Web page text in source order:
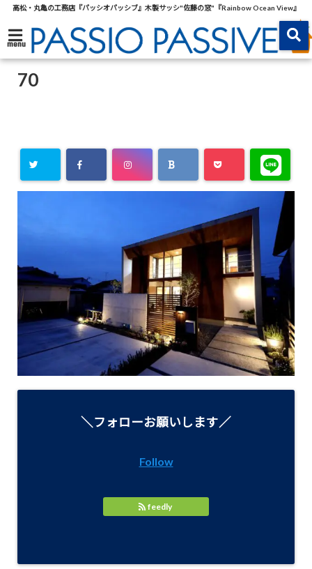
高松・丸亀の工務店『パッシオパッシブ』木製サッシ"佐藤の窓"『Rainbow Ocean View』
menu
70
＼フォローお願いします／
Follow
feedly